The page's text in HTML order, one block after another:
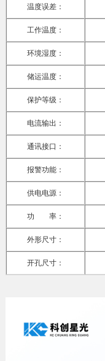
温度误差：
工作温度：
环境湿度：
储运温度：
保护等级：
电流输出：
通讯接口：
报警功能：
供电电源：
功 率：
外形尺寸：
开孔尺寸：